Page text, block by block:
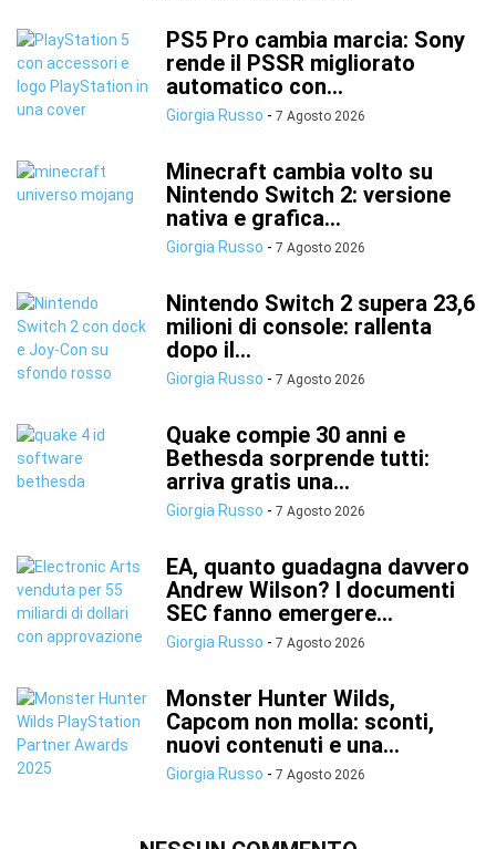
PS5 Pro cambia marcia: Sony
rende il PSSR migliorato
automatico con...
Giorgia Russo - 7 Agosto 2026
Minecraft cambia volto su
Nintendo Switch 2: versione
nativa e grafica...
Giorgia Russo - 7 Agosto 2026
Nintendo Switch 2 supera 23,6
milioni di console: rallenta
dopo il...
Giorgia Russo - 7 Agosto 2026
Quake compie 30 anni e
Bethesda sorprende tutti:
arriva gratis una...
Giorgia Russo - 7 Agosto 2026
EA, quanto guadagna davvero
Andrew Wilson? I documenti
SEC fanno emergere...
Giorgia Russo - 7 Agosto 2026
Monster Hunter Wilds,
Capcom non molla: sconti,
nuovi contenuti e una...
Giorgia Russo - 7 Agosto 2026